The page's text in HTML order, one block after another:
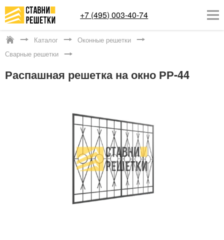
+7 (495) 003-40-74
Каталог
Оконные решетки
Сварные решетки
Распашная решетка на окно РР-44